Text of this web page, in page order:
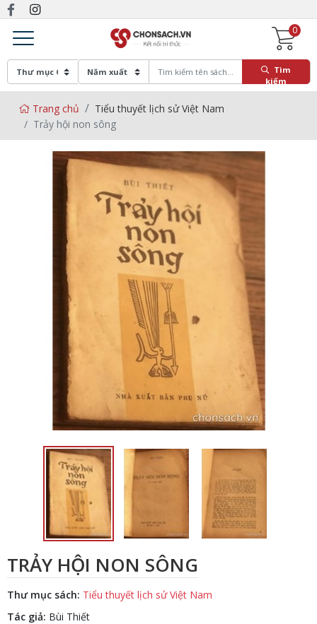
0
Tìm
kiếm
Trang chủ
Tiểu thuyết lịch sử Việt Nam
Trảy hội non sông
TRẢY HỘI NON SÔNG
Thư mục sách: Tiểu thuyết lịch sử Việt Nam
Tác giả: Bùi Thiết